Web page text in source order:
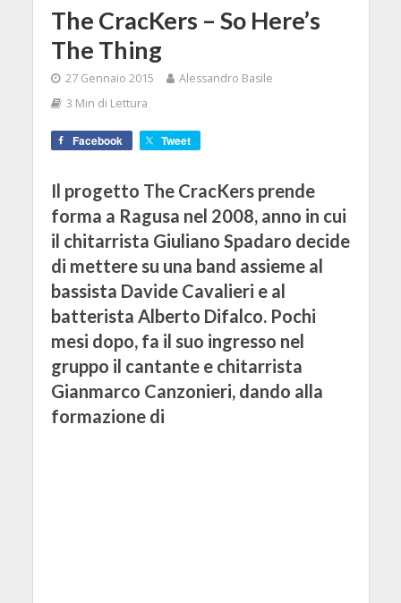
The CracKers – So Here’s
The Thing
27 Gennaio 2015
Alessandro Basile
3 Min di Lettura
Facebook Tweet
Il progetto The CracKers prende
forma a Ragusa nel 2008, anno in cui
il chitarrista Giuliano Spadaro decide
di mettere su una band assieme al
bassista Davide Cavalieri e al
batterista Alberto Difalco. Pochi
mesi dopo, fa il suo ingresso nel
gruppo il cantante e chitarrista
Gianmarco Canzonieri, dando alla
formazione di